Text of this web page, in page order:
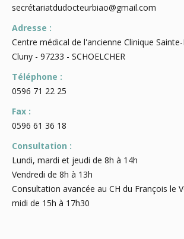
secrétariatdudocteurbiao@gmail.com
Adresse :
Centre médical de l'ancienne Clinique
Cluny - 97233 - SCHOELCHER
Téléphone :
0596 71 22 25
Fax :
0596 61 36 18
Consultation :
Lundi, mardi et jeudi de 8h à 14h
Vendredi de 8h à 13h
Consultation avancée au CH du François le
midi de 15h à 17h30